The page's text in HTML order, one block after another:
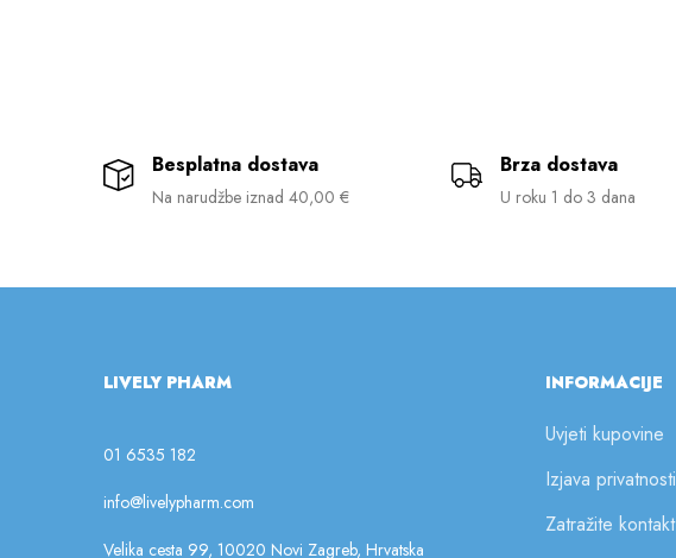
Besplatna dostava
Na narudžbe iznad 40,00 €
Brza dostava
U roku 1 do 3 dana
LIVELY PHARM
01 6535 182
info@livelypharm.com
Velika cesta 99, 10020 Novi Zagreb, Hrvatska
INFORMACIJE
Uvjeti kupovine
Izjava privatnosti
Zatražite kontakt